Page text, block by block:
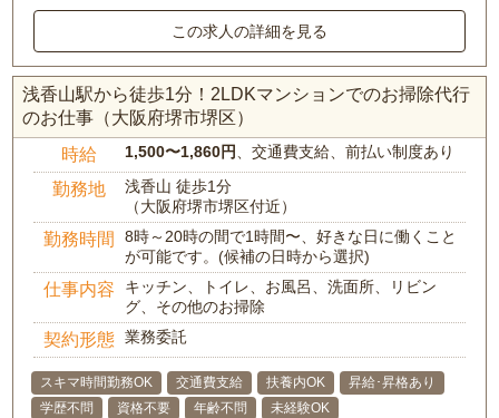
この求人の詳細を見る
浅香山駅から徒歩1分！2LDKマンションでのお掃除代行
のお仕事（大阪府堺市堺区）
時給 1,500〜1,860円、交通費支給、前払い制度あり
勤務地
浅香山 徒歩1分
（大阪府堺市堺区付近）
勤務時間
8時～20時の間で1時間〜、好きな日に働くこと
が可能です。(候補の日時から選択)
仕事内容
キッチン、トイレ、お風呂、洗面所、リビン
グ、その他のお掃除
契約形態 業務委託
スキマ時間勤務OK 交通費支給 扶養内OK
昇給･昇格あり
学歴不問
資格不要 年齢不問
未経験OK